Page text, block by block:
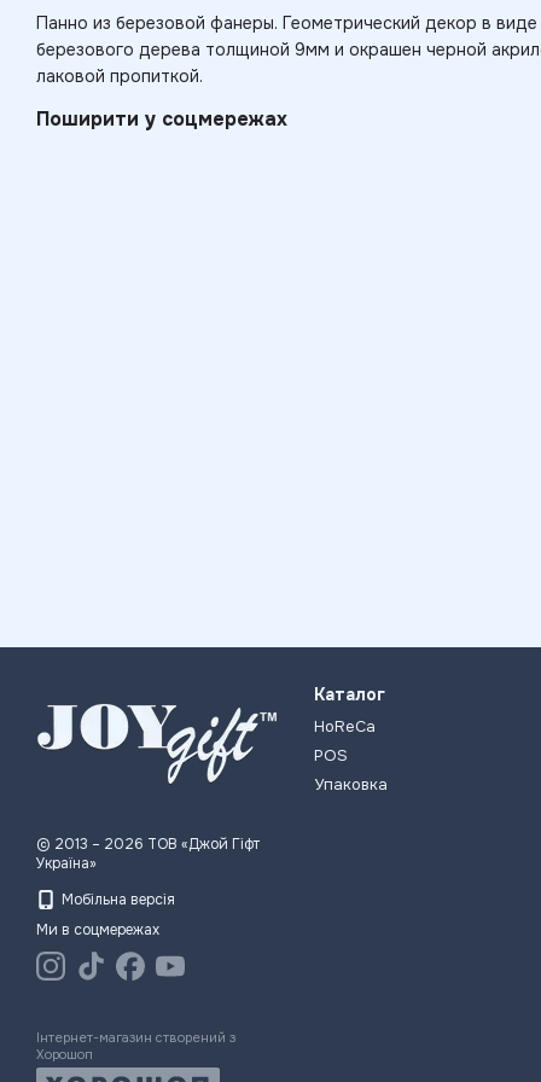
Панно из березовой фанеры. Геометрический декор в виде
березового дерева толщиной 9мм и окрашен черной
лаковой пропиткой.
Поширити у соцмережах
© 2013 – 2026 ТОВ «Джой Гіфт
Україна»
Мобільна версія
Ми в соцмережах
Інтернет-магазин створений з
Хорошоп
Каталог
HoReCa
POS
Упаковка